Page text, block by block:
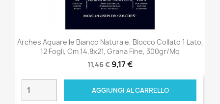
Arches Aquarelle Bianco Naturale, Blocco Collato 1 Lato,
12 Fogli, Cm 14,8x21, Grana Fine, 300gr/mq
11,46 € 9,17 €
AGGIUNGI AL CARRELLO